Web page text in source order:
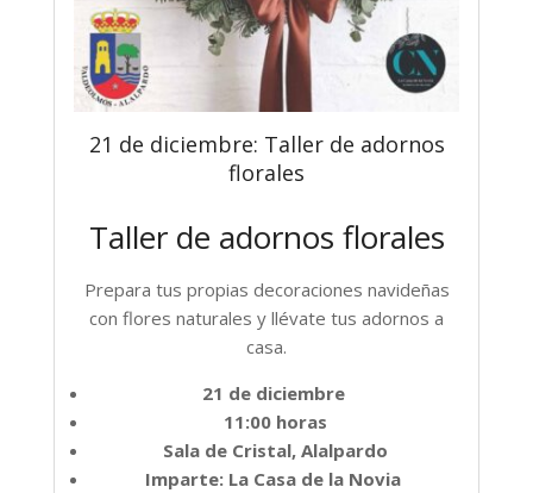
21 de diciembre: Taller de adornos
florales
Taller de adornos florales
Prepara tus propias decoraciones navideñas
con flores naturales y llévate tus adornos a
casa.
21 de diciembre
11:00 horas
Sala de Cristal, Alalpardo
Imparte: La Casa de la Novia